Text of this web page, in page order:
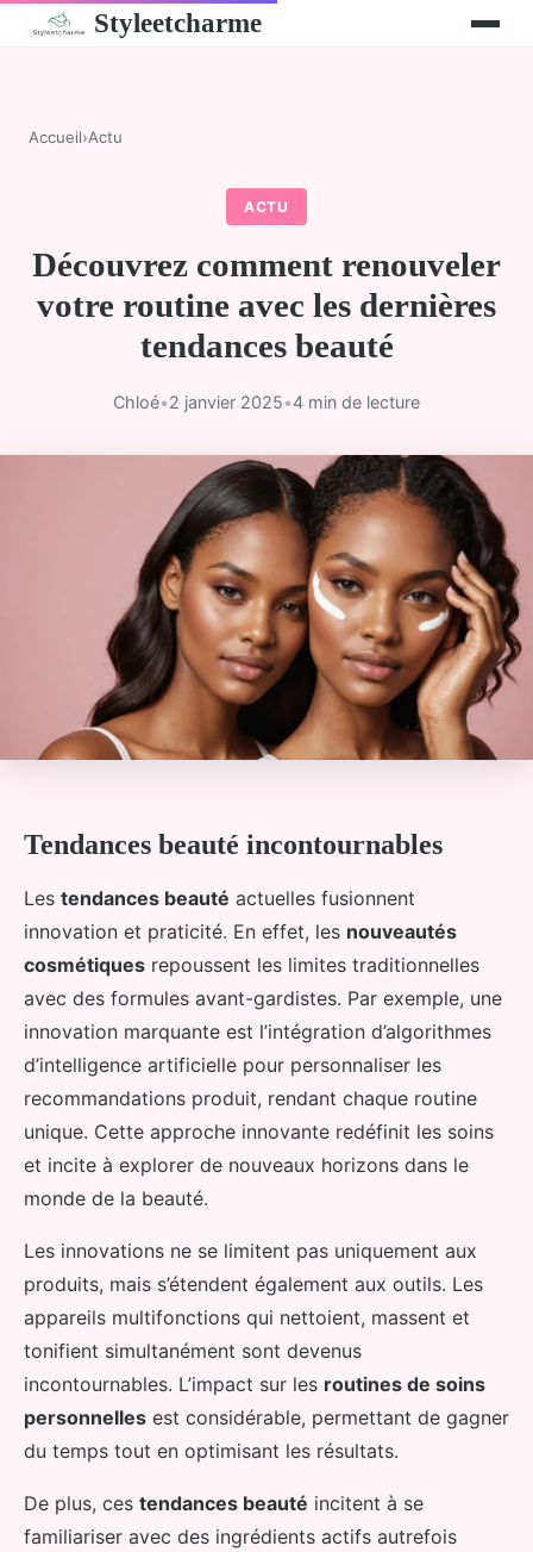
Styleetcharme
Accueil›Actu
ACTU
Découvrez comment renouveler
votre routine avec les dernières
tendances beauté
Chloé•2 janvier 2025•4 min de lecture
Tendances beauté incontournables
Les tendances beauté actuelles fusionnent
innovation et praticité. En effet, les nouveautés
cosmétiques repoussent les limites traditionnelles
avec des formules avant-gardistes. Par exemple, une
innovation marquante est l’intégration d’algorithmes
d’intelligence artificielle pour personnaliser les
recommandations produit, rendant chaque routine
unique. Cette approche innovante redéfinit les soins
et incite à explorer de nouveaux horizons dans le
monde de la beauté.
Les innovations ne se limitent pas uniquement aux
produits, mais s’étendent également aux outils. Les
appareils multifonctions qui nettoient, massent et
tonifient simultanément sont devenus
incontournables. L’impact sur les routines de soins
personnelles est considérable, permettant de gagner
du temps tout en optimisant les résultats.
De plus, ces tendances beauté incitent à se
familiariser avec des ingrédients actifs autrefois